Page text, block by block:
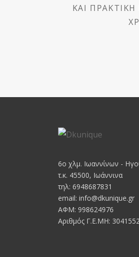
€
6o χλμ. Ιωαννίνων -
τ.κ. 45500, Ιωάννινα
τηλ: 6948687831
email: info@dkunique.gr
ΑΦΜ: 998624976
Αριθμός Γ.Ε.ΜΗ: